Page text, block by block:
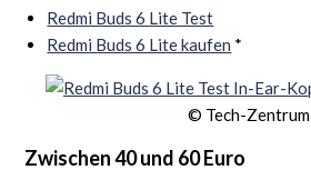
Redmi Buds 6 Lite Test
Redmi Buds 6 Lite kaufen *
© Tech-Zentrum
Zwischen 40 und 60 Euro